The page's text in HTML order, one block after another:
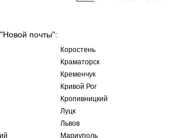
почты":
Коростень
Краматорск
Кременчук
Кривой Рог
Кропивницкий
Луцк
Львов
Мариуполь